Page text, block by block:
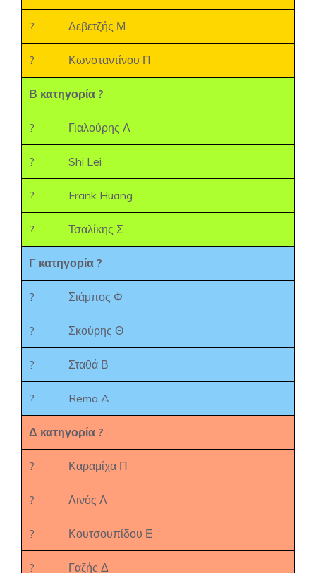
? Δεβετζής Μ
? Κωνσταντίνου Π
Β κατηγορία ?
? Γιαλούρης Λ
? Shi Lei
? Frank Huang
? Τσαλίκης Σ
Γ κατηγορία ?
? Σιάμπος Φ
? Σκούρης Θ
? Σταθά Β
? Rema A
Δ κατηγορία ?
? Καραμίχα Π
? Λινός Λ
? Κουτσουπίδου Ε
? Γαζής Δ